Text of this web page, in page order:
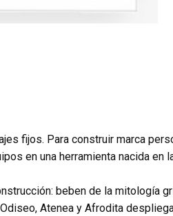
fijos. Para construir marca
en una herramienta nacida
beben de la mitología
Atenea y Afrodita